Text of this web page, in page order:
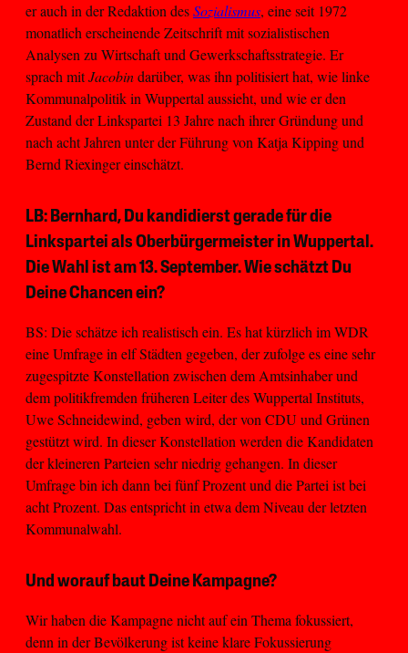
er auch in der Redaktion desSozialismus, eine seit 1972
monatlich erscheinende Zeitschrift mit sozialistischen
Analysen zu Wirtschaft und Gewerkschaftsstrategie. Er
sprach mitJacobindarüber, was ihn politisiert hat, wie linke
Kommunalpolitik in Wuppertal aussieht, und wie er den
Zustand der Linkspartei 13 Jahre nach ihrer Gründung und
nach acht Jahren unter der Führung von Katja Kipping und
Bernd Riexinger einschätzt.
LB: Bernhard, Du kandidierst gerade für die
Linkspartei als Oberbürgermeister in Wuppertal.
Die Wahl ist am 13. September. Wie schätzt Du
Deine Chancen ein?
BS: Die schätze ich realistisch ein. Es hat kürzlich im WDR
eine Umfrage in elf Städten gegeben, der zufolge es eine sehr
zugespitzte Konstellation zwischen dem Amtsinhaber und
dem politikfremden früheren Leiter des Wuppertal Instituts,
Uwe Schneidewind, geben wird, der von CDU und Grünen
gestützt wird. In dieser Konstellation werden die Kandidaten
der kleineren Parteien sehr niedrig gehangen. In dieser
Umfrage bin ich dann bei fünf Prozent und die Partei ist bei
acht Prozent. Das entspricht in etwa dem Niveau der letzten
Kommunalwahl.
Und worauf baut Deine Kampagne?
Wir haben die Kampagne nicht auf ein Thema fokussiert,
denn in der Bevölkerung ist keine klare Fokussierung